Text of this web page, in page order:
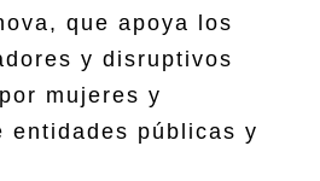
que apoya los
y disruptivos
mujeres y
entidades públicas y